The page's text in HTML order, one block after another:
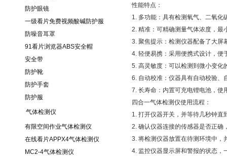
防护眼镜
一级看片免费视频酸碱防护服
防噪音耳罩
91看片浏览器ABS安全帽
安全带
防护靴
防护手套
防护服
气体检测仪
有限空间作业气体检测仪
在线看片APPX4气体检测仪
MC2-4气体检测仪
性能特点：
1. 多功能：具有检测氧气、二氧化
2. 精准：可精确测量气体浓度，最
3. 聚焦提示：检测仪器配备了大屏
4. 轻便易携：采用便携式设计，便
5. 高灵敏度：可以检测到微小变化
6. 自动校准：仪器具有自动校验、
7. 长寿命：内置可充电锂电池，使
四合一气体检测仪使用流程：
1. 打开仪器开关，并等待几秒钟直
2. 确认仪器连接的传感器是否正确
3. 将检测仪器放置在待测环境中，
4. 监控仪器显示屏和警报的状态，